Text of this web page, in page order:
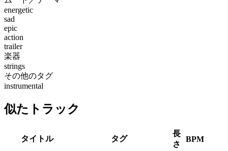
energetic
sad
epic
action
trailer
楽器
strings
その他のタグ
instrumental
似たトラック
タイトル タグ
長
さ
BPM